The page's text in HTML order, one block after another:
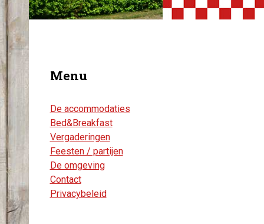
Menu
De accommodaties
Bed&Breakfast
Vergaderingen
Feesten / partijen
De omgeving
Contact
Privacybeleid